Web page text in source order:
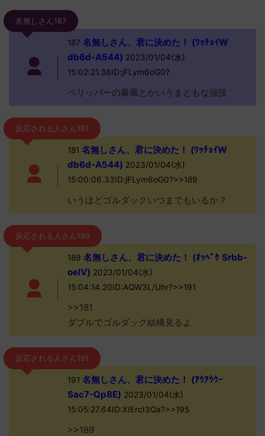
名無しさん187
187 名無しさん、君に決めた！ (ﾜｯﾁｮｲW
db6d-A544) 2023/01/04(水)
15:02:21.36ID:jFLym6oG0?
ペリッパーの暴風とかいうまともな強技
反応される人さん181
181 名無しさん、君に決めた！ (ﾜｯﾁｮｲW
db6d-A544) 2023/01/04(水)
15:00:06.33ID:jFLym6oG0?>>189
いうほどゴルダックいつまでもいるか？
反応される人さん189
189 名無しさん、君に決めた！ (ｵｯﾍﾟｹ Srbb-
oelV) 2023/01/04(水)
15:04:14.20ID:AQW3L/Uhr?>>191
>>181
ダブルでゴルダック結構見るよ
反応される人さん191
191 名無しさん、君に決めた！ (ｱｳｱｳｳｰ
Sac7-Qp8E) 2023/01/04(水)
15:05:27.64ID:XIErcI3Qa?>>195
>>189